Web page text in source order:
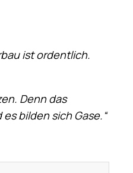
ist ordentlich.
Denn das
bilden sich Gase.“